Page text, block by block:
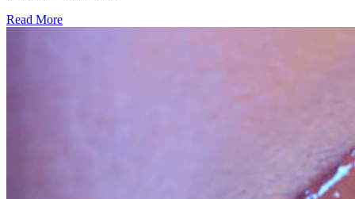
Read More